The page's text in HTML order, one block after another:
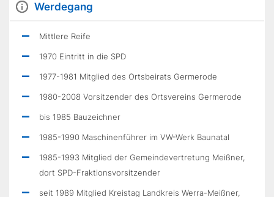
Werdegang
Mittlere Reife
1970 Eintritt in die SPD
1977-1981 Mitglied des Ortsbeirats Germerode
1980-2008 Vorsitzender des Ortsvereins Germerode
bis 1985 Bauzeichner
1985-1990 Maschinenführer im VW-Werk Baunatal
1985-1993 Mitglied der Gemeindevertretung Meißner,
dort SPD-Fraktionsvorsitzender
seit 1989 Mitglied Kreistag Landkreis Werra-Meißner,